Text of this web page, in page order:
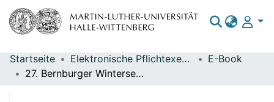
Bereiche & Sammlungen
Startseite Elektronische Pflichtexemplare
E-Book
27. Bernburger Winterseminar Arznei- und Gewürzpflanzen : 21.02.-22.02.2017 ; Tagungsbroschüre / Veranstalter: Verein für Arznei- und Gewürzpflanzen SALUPLANTA e.V. Bernburg, Landesanstalt für Landwirtschaft und Gartenbau des Landes Sachsen-Anhalt Bernburg ; Redaktion: Doz. h.c., Dipl.-Ing. Bernd Hoppe, Dipl.-Ing. (FH) Karin Hoppe, Dipl.-Ing. agr. Isolde Reichardt